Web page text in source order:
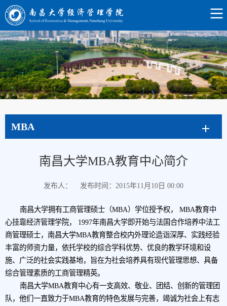
MBA
南昌大学MBA教育中心简介
发布人： 发布时间：2015年11月10日 00:00
南昌大学拥有工商管理硕士（MBA）学位授予权， MBA教育中
心挂靠经济管理学院， 1997年南昌大学即开始与法国合作培养中法工
商管理硕士，南昌大学MBA教育整合校内外理论造诣深厚、实践经验
丰富的师资力量，依托学校的综合学科优势、优良的教学环境和设
施、广泛的社会实践基地，旨在为社会培养具有现代管理思想、具备
综合管理素质的工商管理精英。
南昌大学MBA教育中心有一支高效、敬业、团结、创新的管理团
队，他们一直致力于MBA教育的特色发展与完善，竭诚为社会上有志